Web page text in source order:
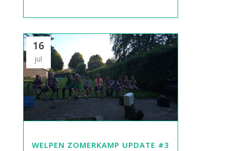
16
jul
WELPEN ZOMERKAMP UPDATE #3